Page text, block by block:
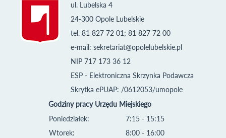
ul. Lubelska 4
24-300 Opole Lubelskie
tel. 81 827 72 01; 81 827 72 00
e-mail: sekretariat@opolelubelskie.pl
NIP 717 173 36 12
ESP - Elektroniczna Skrzynka Podawcza
Skrytka ePUAP: /0612053/umopole
Godziny pracy Urzędu Miejskiego
Poniedziałek:
Wtorek:
7:15 - 15:15
8:00 - 16:00